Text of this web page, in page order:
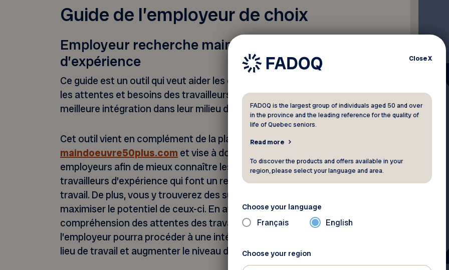
Guide de l’employeur de choix
Employeur recherche main-d’oeuvre
d’expérience
Ce guide est un outil qui veut aider les employeurs à mieux saisir
les attentes et besoins des travailleurs de 50 ans et plus pour une
meilleure intégration dans leur milieu de travail.
Cet outil vient en complément de la plateforme d’employabilitié
maindoeuvre50plus.com et vise à donner de l’information aux
employeurs afin de mieux connaître les attentes et besoins des
travailleurs d’expérience qui font un retour sur le marché du
travail. De plus, vous y trouverez des suggestions afin de
maximiser le potentiel de ceux-ci. En ayant une bonne
compréhension des attentes des travailleurs d’expérience,
l’employeur pourra procéder à une intégration adéquate dans son
lieu de travail et augmenter le niveau de performance.
CloseX
FADOQ is the largest group of individuals aged 50 and over
in the province and the leading reference for the quality of
life of Quebec seniors.
Read more
To discover the products and offers available in your
region, please select your language and area.
Choose your language
Français English
Choose your region